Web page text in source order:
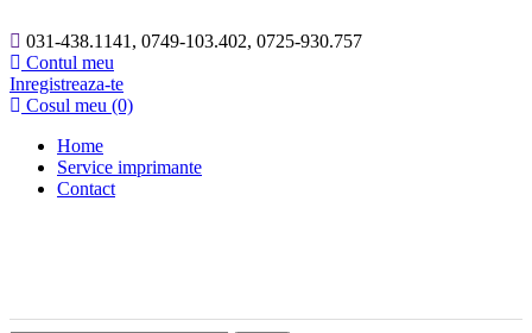
031-438.1141, 0749-103.402, 0725-930.757
Contul meu
Inregistreaza-te
Cosul meu (0)
Home
Service imprimante
Contact